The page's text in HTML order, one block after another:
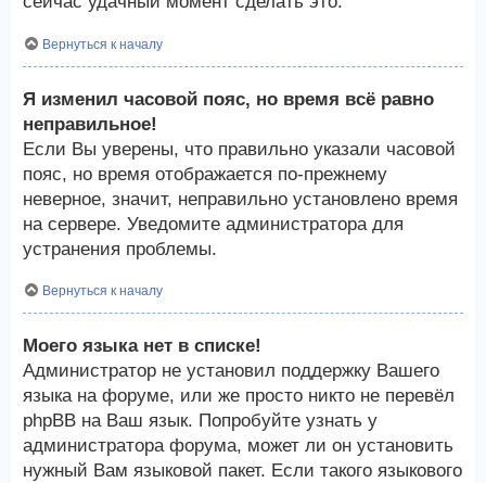
Вернуться к началу
Я изменил часовой пояс, но время всё равно
неправильное!
Если Вы уверены, что правильно указали часовой
пояс, но время отображается по-прежнему
неверное, значит, неправильно установлено время
на сервере. Уведомите администратора для
устранения проблемы.
Вернуться к началу
Моего языка нет в списке!
Администратор не установил поддержку Вашего
языка на форуме, или же просто никто не перевёл
phpBB на Ваш язык. Попробуйте узнать у
администратора форума, может ли он установить
нужный Вам языковой пакет. Если такого языкового